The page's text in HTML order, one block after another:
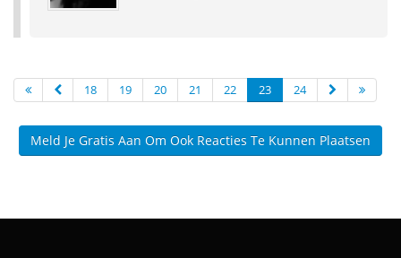
18 19 20 21 22 23 24
Meld Je Gratis Aan Om Ook Reacties Te Kunnen Plaatsen